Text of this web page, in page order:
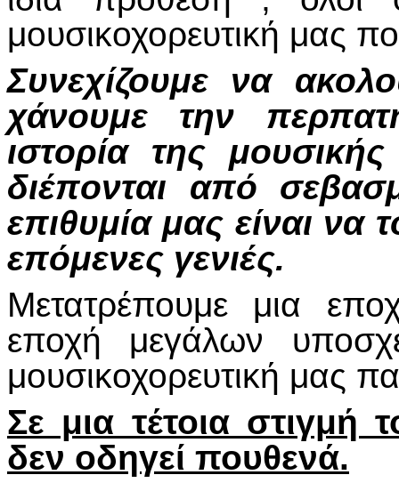
μουσικοχορευτική μας
Συνεχίζουμε να
χάνουμε την
ιστορία της
διέπονται από
επιθυμία μας είναι
επόμενες γενιές.
Μετατρέπουμε μια
εποχή μεγάλων
μουσικοχορευτική μας
Σε μια τέτοια
δεν οδηγεί πουθενά.